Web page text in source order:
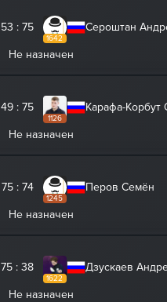
53 : 75
1642
Сероштан
Не назначен
49 : 75
1126
Карафа-Корбут
Не назначен
75 : 74
1245
Перов Семён
Не назначен
75 : 38
1622
Дзускаев
Не назначен